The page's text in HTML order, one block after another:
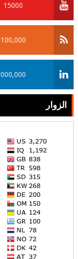
15000
100,000
000,000
الزوار